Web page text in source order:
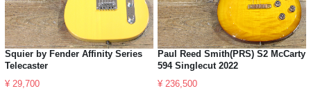
Squier by Fender Affinity Series
Telecaster
¥ 29,700
Paul Reed Smith(PRS) S2 McCarty
594 Singlecut 2022
¥ 236,500